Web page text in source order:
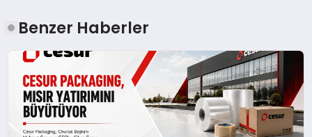
Benzer Haberler